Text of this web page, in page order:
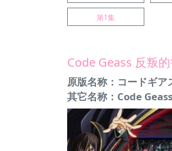
第1集
Code Geass 反叛
原版名称：コードギア
其它名称：Code